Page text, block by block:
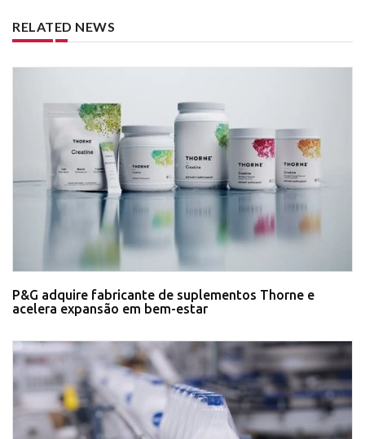
RELATED NEWS
P&G adquire fabricante de suplementos Thorne e
acelera expansão em bem-estar